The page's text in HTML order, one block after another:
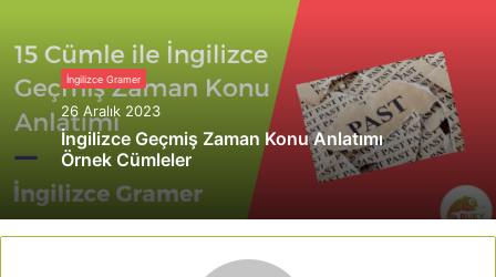
İngilizce Gramer
26 Aralık 2023
İngilizce Geçmiş Zaman Konu Anlatımı
Örnek Cümleler